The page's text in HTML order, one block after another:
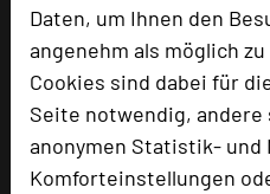
Daten, um Ihnen den
angenehm als möglich
Cookies sind dabei für
Seite notwendig,
anonymen Statistik- und
Komforteinstellungen
Besonders geeignet
Seminar, Klausur, Event,